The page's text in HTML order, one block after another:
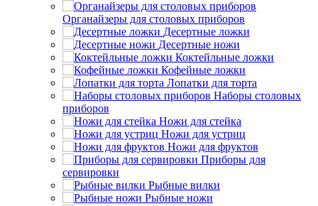
Органайзеры для столовых приборов
Десертные ложки
Десертные ножи
Коктейльные ложки
Кофейные ложки
Лопатки для торта
Наборы столовых
приборов
Ножи для стейка
Ножи для устриц
Ножи для фруктов
Приборы для
сервировки
Рыбные вилки
Рыбные ножи